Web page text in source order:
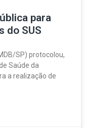
para
do SUS
SP) protocolou,
Saúde da
a realização de